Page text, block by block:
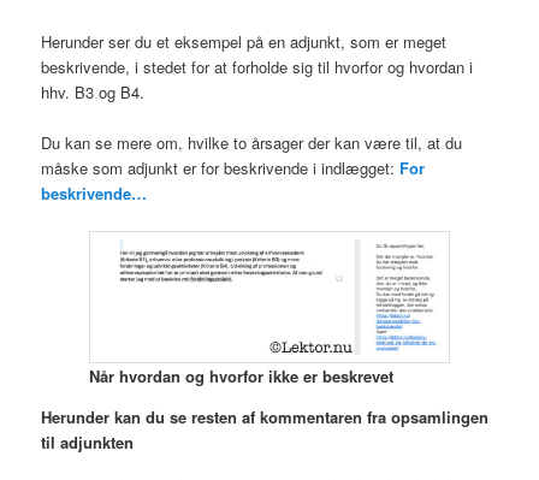
Herunder ser du et eksempel på en adjunkt, som er meget
beskrivende, i stedet for at forholde sig til hvorfor og hvordan i
hhv. B3 og B4.
Du kan se mere om, hvilke to årsager der kan være til, at du
måske som adjunkt er for beskrivende i indlægget: For
beskrivende…
Når hvordan og hvorfor ikke er beskrevet
Herunder kan du se resten af kommentaren fra opsamlingen
til adjunkten